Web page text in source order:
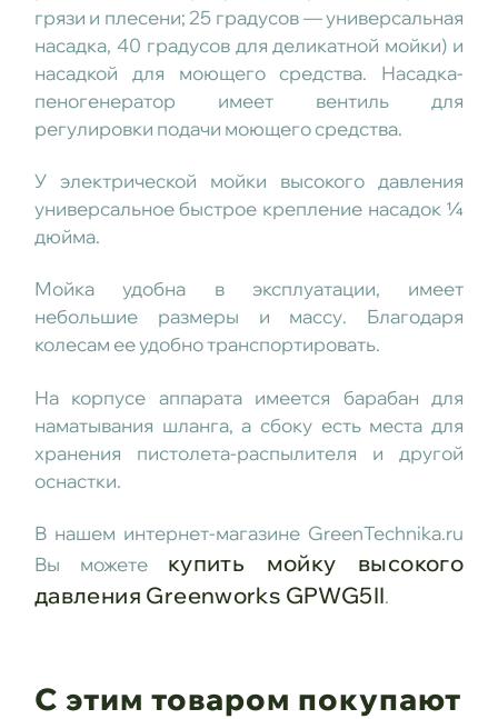
грязи и плесени; 25 градусов — универсальная
насадка, 40 градусов для деликатной мойки) и
насадкой для моющего средства. Насадка-
пеногенератор имеет вентиль для
регулировки подачи моющего средства.
У электрической мойки высокого давления
универсальное быстрое крепление насадок ¼
дюйма.
Мойка удобна в эксплуатации, имеет
небольшие размеры и массу. Благодаря
колесам ее удобно транспортировать.
На корпусе аппарата имеется барабан для
наматывания шланга, а сбоку есть места для
хранения пистолета-распылителя и другой
оснастки.
В нашем интернет-магазине GreenTechnika.ru
Вы можете купить мойку высокого
давления Greenworks GPWG5II.
С этим товаром покупают